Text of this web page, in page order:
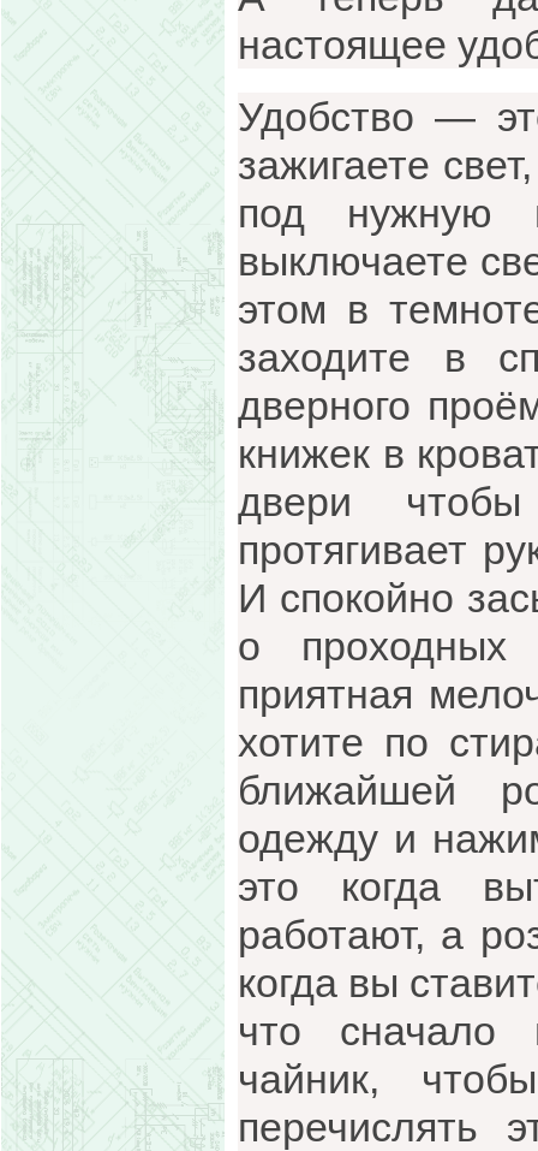
настоящее
Удобство —
зажигаете
под нужную
выключаете
этом в
заходите в
дверного
книжек в
двери
протягивает
И спокойно
о
приятная
хотите по
ближайшей
одежду и
это когда
работают, а
когда вы
что сначало
чайник,
перечислять